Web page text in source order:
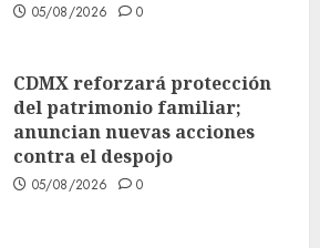
05/08/2026 0
CDMX reforzará protección
del patrimonio familiar;
anuncian nuevas acciones
contra el despojo
05/08/2026 0